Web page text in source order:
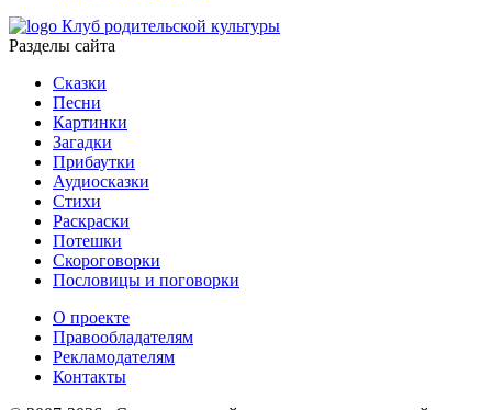
Клуб родительской культуры
Разделы сайта
Сказки
Песни
Картинки
Загадки
Прибаутки
Аудиосказки
Стихи
Раскраски
Потешки
Скороговорки
Пословицы и поговорки
О проекте
Правообладателям
Рекламодателям
Контакты